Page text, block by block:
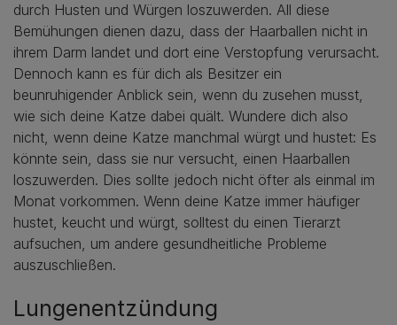
durch Husten und Würgen loszuwerden. All diese
Bemühungen dienen dazu, dass der Haarballen nicht in
ihrem Darm landet und dort eine Verstopfung verursacht.
Dennoch kann es für dich als Besitzer ein
beunruhigender Anblick sein, wenn du zusehen musst,
wie sich deine Katze dabei quält. Wundere dich also
nicht, wenn deine Katze manchmal würgt und hustet: Es
könnte sein, dass sie nur versucht, einen Haarballen
loszuwerden. Dies sollte jedoch nicht öfter als einmal im
Monat vorkommen. Wenn deine Katze immer häufiger
hustet, keucht und würgt, solltest du einen Tierarzt
aufsuchen, um andere gesundheitliche Probleme
auszuschließen.
Lungenentzündung